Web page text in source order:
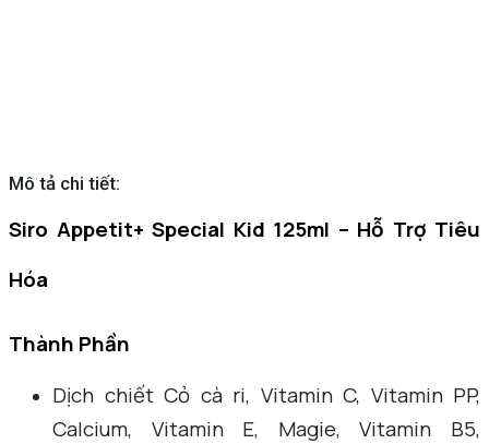
Mô tả chi tiết:
Siro Appetit+ Special Kid 125ml – Hỗ Trợ Tiêu
Hóa
Thành Phần
Dịch chiết Cỏ cà ri, Vitamin C, Vitamin PP,
Calcium, Vitamin E, Magie, Vitamin B5,